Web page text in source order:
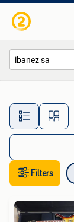
Filters